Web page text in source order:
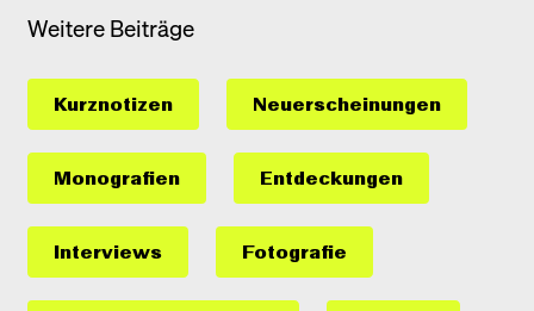
Weitere Beiträge
Kurznotizen Neuerscheinungen
Monografien Entdeckungen
Interviews Fotografie